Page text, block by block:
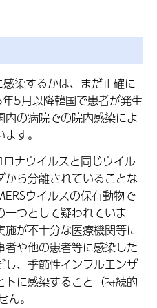
染するかは、まだ正確に
5月以降韓国で患者が発生
内の病院での院内感染によ
す。
ナウイルスと同じウイル
ら分離されていることな
ウイルスの保有動物で
つとして疑われていま
が不十分な医療機関等に
や他の患者等に感染した
、季節性インフルエンザ
に感染すること（持続的
。